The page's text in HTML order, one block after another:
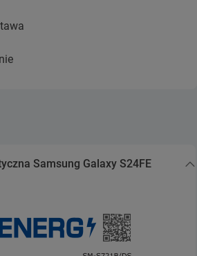
Samsung Galaxy S24FE
energetyczna Samsung Galaxy